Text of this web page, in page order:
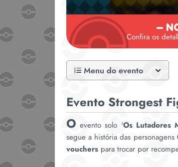
—
Confira os
Menu do evento
Evento Strongest
O evento solo 'Os Lutadores
segue a história das personagens
voucherspara trocar por